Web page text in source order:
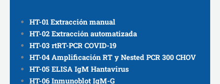
HT-01 Extracción manual
HT-02 Extracción automatizada
HT-03 rtRT-PCR COVID-19
HT-04 Amplificación RT y Nested PCR 300 CHOV
HT-05 ELISA IgM Hantavirus
HT-06 Inmunoblot IgM-G